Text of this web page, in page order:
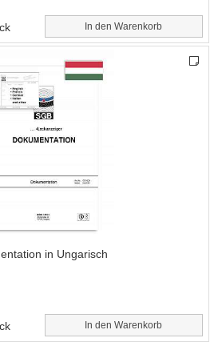
In den Warenkorb
in Ungarisch
In den Warenkorb